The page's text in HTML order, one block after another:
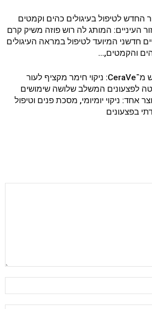
החדש לטיפול בעיגולים כהים וקמטים
העיניים: המותג לה רוש פוזה משיק קרם
חדשני המיועד לטיפול במראה העיגולים
והקמטים,...
חדש מ־CeraVe: ניקוי חימר מקציף לעור
לפצעונים המשלב שלושה שימושים
אחד: ניקוי יומיומי, מסכת פנים וטיפול
בפצעונים